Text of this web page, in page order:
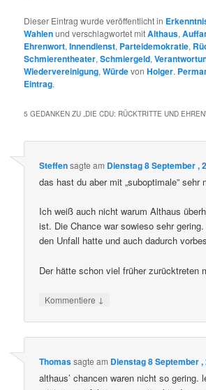
Dieser Eintrag wurde veröffentlicht in
Wahlenund verschlagwortet mitAlthaus,
Ehrenwort,Innendienst, Parteidemokratie,
Schmierentheater,Schmiergeld,
Wiedervereinigung,WürdevonHolger.
Eintrag.
5 GEDANKEN ZU „DIE CDU: RÜCKTRITTE UND
Steffensagte am Dienstag 8 September ,
das hast du aber mit „suboptimale” sehr
Ich weiß auch nicht warum Althaus
ist. Die Chance war sowieso sehr
den Unfall hatte und auch dadurch
Der hätte schon viel früher zurücktreten
Kommentiere ↓
Thomassagte am Dienstag 8 September
althaus’ chancen waren nicht so gering.